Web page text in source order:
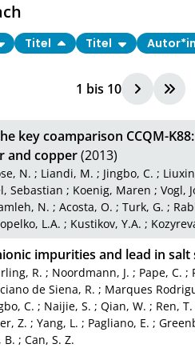
1 bis 10
Titel Titel Autor*in
key coamparison CCQM-
and copper(2013)
N. ; Liandi, M. ; Jingbo, C. ;
Sebastian ; Koenig, Maren ; Vogl,
N. ; Acosta, O. ; Turk, G. ;
L.A. ; Kustikov, Y.A. ;
impurities and lead in
R. ; Noordmann, J. ; Pape, C. ;
de Siena, R. ; Marques
C. ; Naijie, S. ; Qian, W. ; Ren, T.
Z. ; Yang, L. ; Pagliano, E. ;
B. ; Can, S. Z.